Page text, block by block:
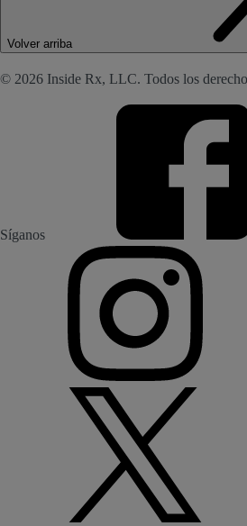
Volver arriba
© 2026 Inside Rx, LLC. Todos los
Síganos